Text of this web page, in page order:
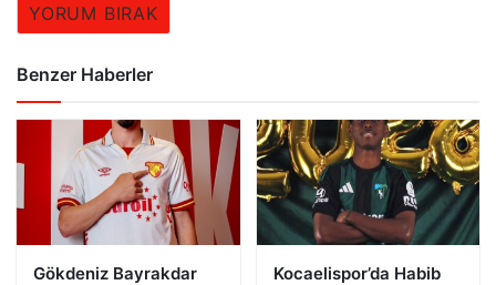
YORUM BIRAK
Benzer Haberler
Gökdeniz Bayrakdar
Kocaelispor’da Habib